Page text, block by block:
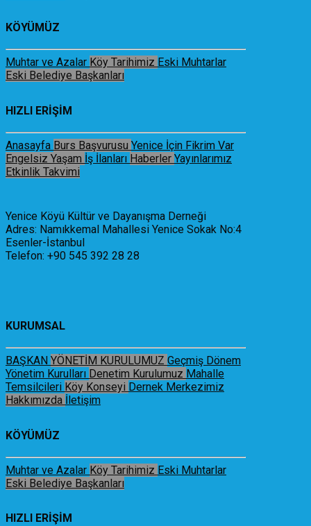
KÖYÜMÜZ
Muhtar ve Azalar Köy Tarihimiz Eski Muhtarlar
Eski Belediye Başkanları
HIZLI ERİŞİM
Anasayfa Burs Başvurusu Yenice İçin Fikrim Var
Engelsiz Yaşam İş İlanları Haberler Yayınlarımız
Etkinlik Takvimi
Yenice Köyü Kültür ve Dayanışma Derneği
Adres: Namıkkemal Mahallesi Yenice Sokak No:4
Esenler-İstanbul
Telefon: +90 545 392 28 28
KURUMSAL
BAŞKAN YÖNETİM KURULUMUZ Geçmiş Dönem
Yönetim Kurulları Denetim Kurulumuz Mahalle
Temsilcileri Köy Konseyi Dernek Merkezimiz
Hakkımızda İletişim
KÖYÜMÜZ
Muhtar ve Azalar Köy Tarihimiz Eski Muhtarlar
Eski Belediye Başkanları
HIZLI ERİŞİM